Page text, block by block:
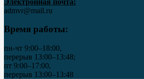
admvr@mail.ru
Время работы:
пн-чт 9:00–18:00,
перерыв 13:00–13:48;
пт 9:00–17:00,
перерыв 13:00–13:48